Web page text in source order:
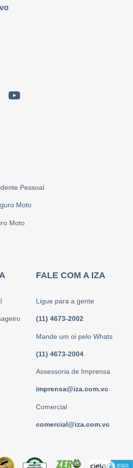
Pessoal
Moto
Moto
FALE COM A IZA
Ligue para a gente
(11) 4673-2002
Mande um oi pelo Whats
(11) 4673-2004
Assessoria de Imprensa
imprensa@iza.com.vc
Comercial
comercial@iza.com.vc